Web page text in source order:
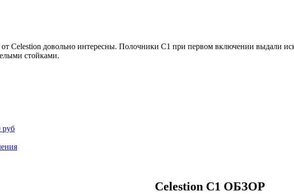
Celestion довольно интересны. Полочники С1 при первом включении выдали
стойками.
руб
Celestion C1 ОБЗОР